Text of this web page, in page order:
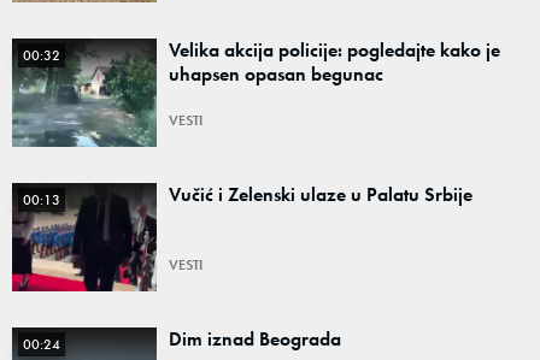
00:32
Velika akcija policije: pogledajte kako je
uhapsen opasan begunac
VESTI
00:13 Vučić i Zelenski ulaze u Palatu Srbije
VESTI
00:24 Dim iznad Beograda